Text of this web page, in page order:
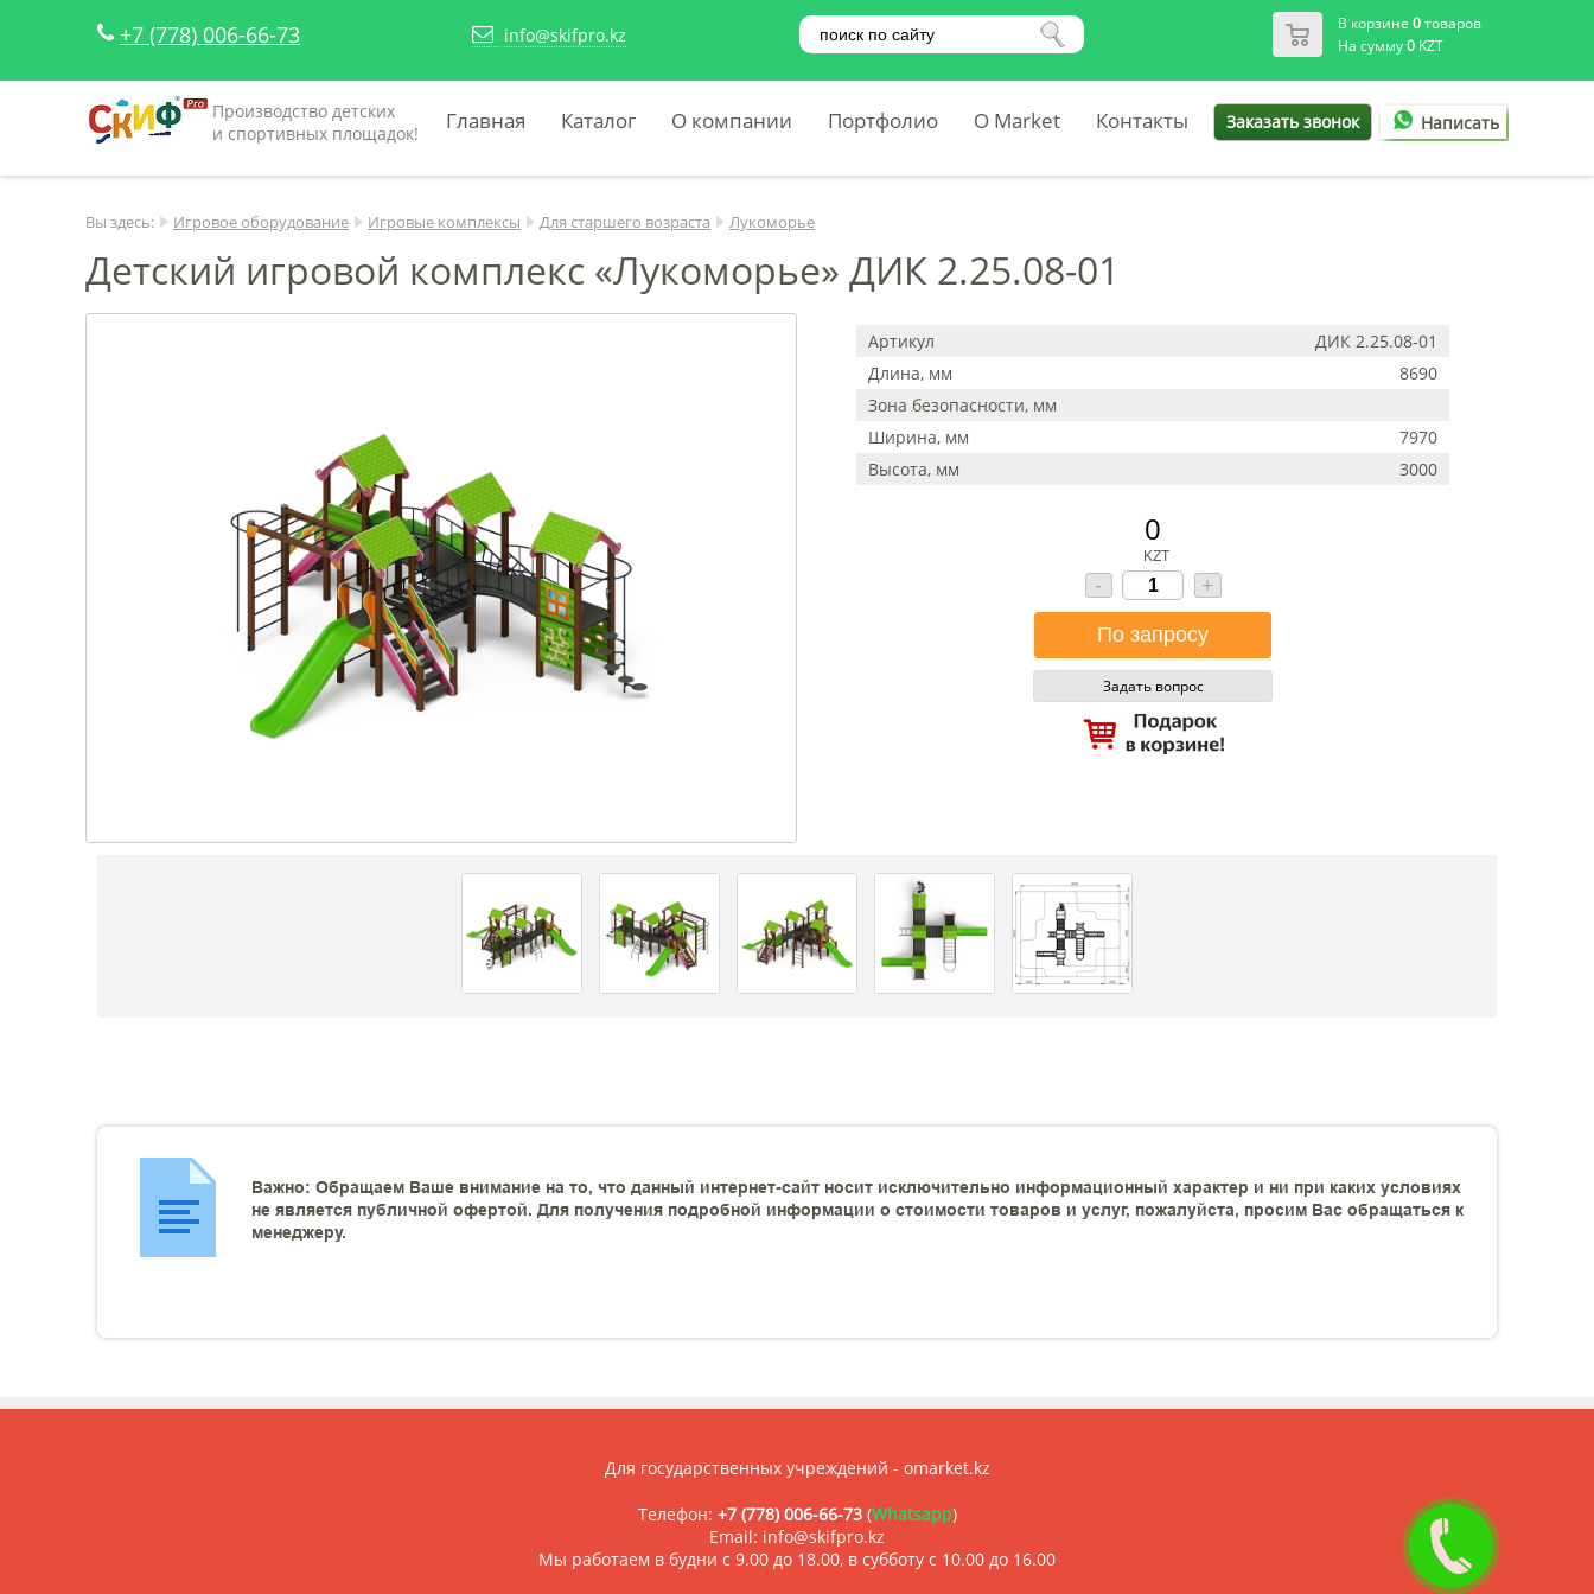
+7 (778) 006-66-73 info@skifpro.kz В корзине 0товаров
На сумму0KZT
Производство детских
и спортивных площадок!
Главная Каталог О компании Портфолио O Market Контакты Заказать звонок Написать
Вы здесь: Игровое оборудование Игровые комплексы Для старшего возраста Лукоморье
Детский игровой комплекс «Лукоморье» ДИК 2.25.08-01
Артикул
ДИК 2.25.08-01
Длина, мм
8690
Зона безопасности, мм
Ширина, мм
7970
Высота, мм
3000
0
KZT
- +
Задать вопрос
Важно: Обращаем Ваше внимание на то, что данный интернет-сайт носит исключительно информационный характер и ни при каких условиях
не является публичной офертой. Для получения подробной информации о стоимости товаров и услуг, пожалуйста, просим Вас обращаться к
менеджеру.
Для государственных учреждений - omarket.kz
Телефон: +7 (778) 006-66-73(Whatsapp)
Email: info@skifpro.kz
Мы работаем в будни с 9.00 до 18.00, в субботу с 10.00 до 16.00